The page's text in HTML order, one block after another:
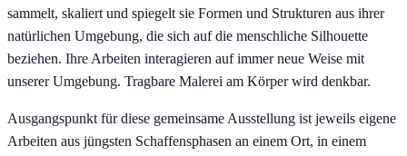
sammelt, skaliert und spiegelt sie Formen und Strukturen aus ihrer
natürlichen Umgebung, die sich auf die menschliche Silhouette
beziehen. Ihre Arbeiten interagieren auf immer neue Weise mit
unserer Umgebung. Tragbare Malerei am Körper wird denkbar.
Ausgangspunkt für diese gemeinsame Ausstellung ist jeweils eigene
Arbeiten aus jüngsten Schaffensphasen an einem Ort, in einem